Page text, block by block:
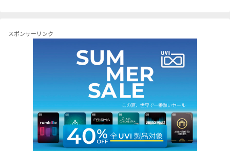
スポンサーリンク